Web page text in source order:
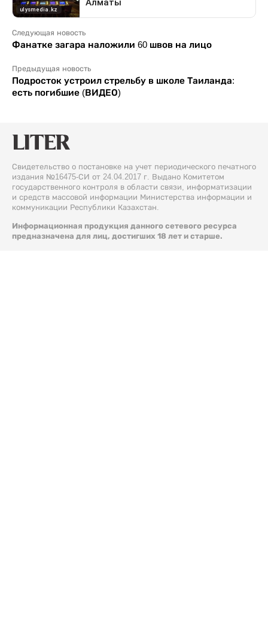
Следующая новость
Фанатке загара наложили 60 швов на лицо
Предыдущая новость
Подросток устроил стрельбу в школе Таиланда:
есть погибшие (ВИДЕО)
Свидетельство о постановке на учет периодического печатного
издания №16475-СИ от 24.04.2017 г. Выдано Комитетом
государственного контроля в области связи, информатизации
и средств массовой информации Министерства информации и
коммуникации Республики Казахстан.
Информационная продукция данного сетевого ресурса
предназначена для лиц, достигших 18 лет и старше.